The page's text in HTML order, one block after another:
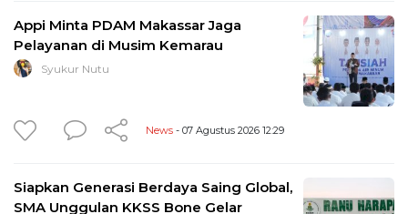
Appi Minta PDAM Makassar Jaga
Pelayanan di Musim Kemarau
Syukur Nutu
News - 07 Agustus 2026 12:29
Siapkan Generasi Berdaya Saing Global,
SMA Unggulan KKSS Bone Gelar